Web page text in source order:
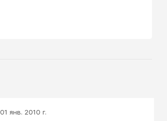
01 янв. 2010 г.